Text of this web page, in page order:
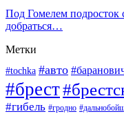
Под Гомелем подросток
добраться…
Метки
#tochka #авто
#брест
#гибель #гродно